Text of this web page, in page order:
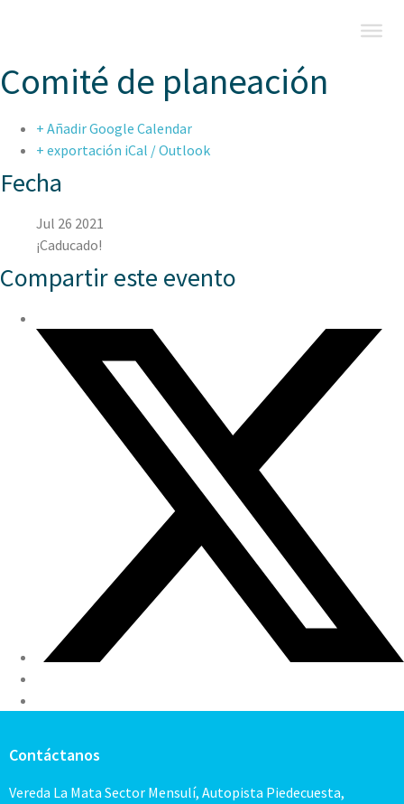
Comité de planeación
+ Añadir Google Calendar
+ exportación iCal / Outlook
Fecha
Jul 26 2021
¡Caducado!
Compartir este evento
Contáctanos
Vereda La Mata Sector Mensulí, Autopista Piedecuesta,